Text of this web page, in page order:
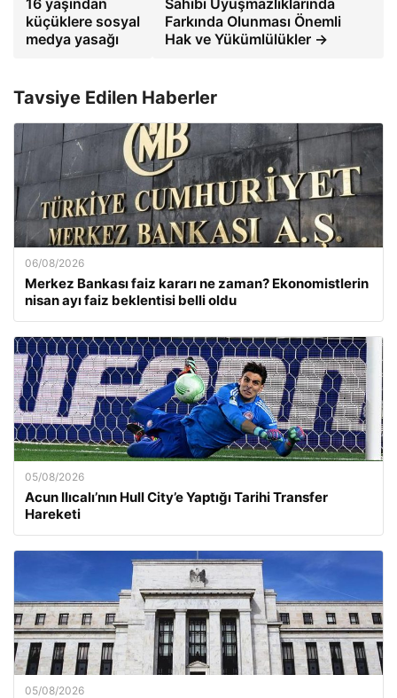
16 yaşından
küçüklere sosyal
medya yasağı
Sahibi Uyuşmazlıklarında
Farkında Olunması Önemli
Hak ve Yükümlülükler →
Tavsiye Edilen Haberler
06/08/2026
Merkez Bankası faiz kararı ne zaman? Ekonomistlerin
nisan ayı faiz beklentisi belli oldu
05/08/2026
Acun Ilıcalı’nın Hull City’e Yaptığı Tarihi Transfer
Hareketi
05/08/2026